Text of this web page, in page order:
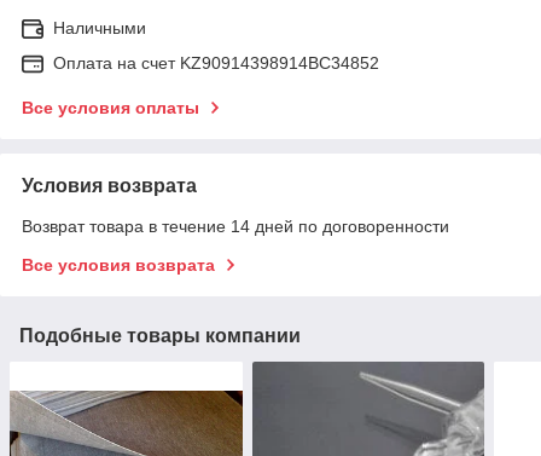
Наличными
Оплата на счет KZ90914398914ВС34852
Все условия оплаты
Условия возврата
Возврат товара в течение 14 дней по договоренности
Все условия возврата
Подобные товары компании